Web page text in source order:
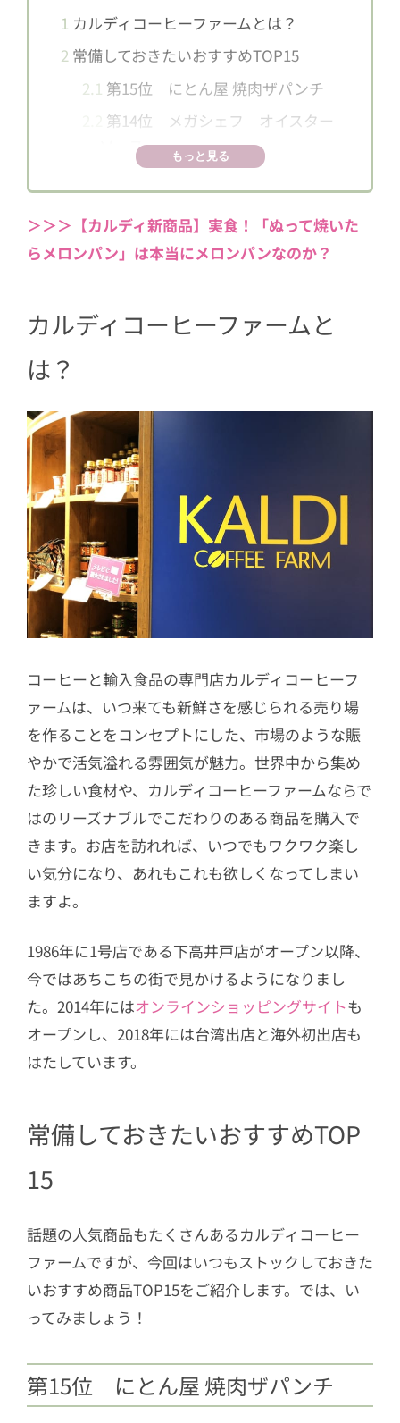
1 カルディコーヒーファームとは？
2 常備しておきたいおすすめTOP15
2.1 第15位 にとん屋 焼肉ザパンチ
第14位 メガシェフ オイスター
ソース
2.4第12位 カルディオリジナル バ
ルサミコ醤油
べる麻辣醤
2.7第9位 もへじ サラダの旨たれ
2.8
第8位 塩レモンパスタソース／さ
ば缶
2.9第7位 【冷凍】オスカーモンド
クロワッサン
2.10第6位 ブルサン ガーリック＆
ハーブ
第5位 チュモッパの素
ザクチキンパウダー（唐揚げ粉）
2.13第3位 農心 チャパグリカップ
2.14第2位 農心 ノグリラーメン／
農心 チャパゲティ
2.15第1位 いぶりがっこのタルタル
ソース
もっと見る
＞＞＞【カルディ新商品】実食！「ぬって焼いた
らメロンパン」は本当にメロンパンなのか？
カルディコーヒーファームと
は？
コーヒーと輸入食品の専門店カルディコーヒーフ
ァームは、いつ来ても新鮮さを感じられる売り場
を作ることをコンセプトにした、市場のような賑
やかで活気溢れる雰囲気が魅力。世界中から集め
た珍しい食材や、カルディコーヒーファームならで
はのリーズナブルでこだわりのある商品を購入で
きます。お店を訪れれば、いつでもワクワク楽し
い気分になり、あれもこれも欲しくなってしまい
ますよ。
1986年に1号店である下高井戸店がオープン以降、
今ではあちこちの街で見かけるようになりまし
た。2014年にはオンラインショッピングサイトも
オープンし、2018年には台湾出店と海外初出店も
はたしています。
常備しておきたいおすすめTOP
15
話題の人気商品もたくさんあるカルディコーヒー
ファームですが、今回はいつもストックしておきた
いおすすめ商品TOP15をご紹介します。では、い
ってみましょう！
第15位 にとん屋 焼肉ザパンチ